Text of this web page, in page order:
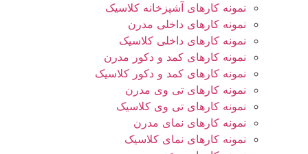
نمونه کارهای آشپزخانه کلاسیک
نمونه کارهای داخلی مدرن
نمونه کارهای داخلی کلاسیک
نمونه کارهای کمد و دکور مدرن
نمونه کارهای کمد و دکور کلاسیک
نمونه کارهای تی وی مدرن
نمونه کارهای تی وی کلاسیک
نمونه کارهای نمای مدرن
نمونه کارهای نمای کلاسیک